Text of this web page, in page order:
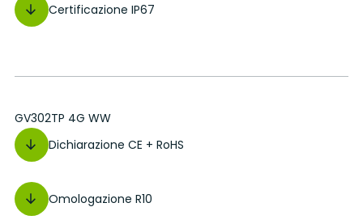
Certificazione IP67
GV302TP 4G WW
Dichiarazione CE + RoHS
Omologazione R10